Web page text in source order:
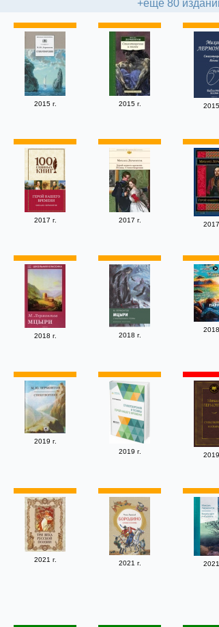
+ещё 80
2015 г. 2015 г. 2015
2017 г. 2017 г.
2017
2018 г. 2018 г.
2018
2019 г.
2019 г.
2019
2021 г. 2021 г. 2021